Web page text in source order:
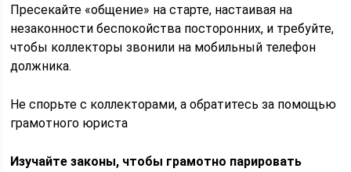
Пресекайте «общение» на старте, настаивая на
незаконности беспокойства посторонних, и требуйте,
чтобы коллекторы звонили на мобильный телефон
должника.
Не спорьте с коллекторами, а обратитесь за помощью
грамотного юриста
Изучайте законы, чтобы грамотно парировать